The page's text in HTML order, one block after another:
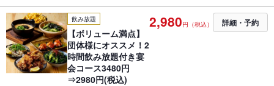
飲み放題
【ボリューム満点】
団体様にオススメ！2
時間飲み放題付き宴
会コース3480円
⇒2980円(税込)
2,980円（税込） 詳細・予約